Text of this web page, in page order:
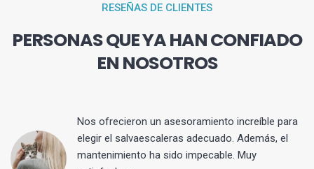
RESEÑAS DE CLIENTES
PERSONAS QUE YA HAN CONFIADO
EN NOSOTROS
Nos ofrecieron un asesoramiento increíble para
elegir el salvaescaleras adecuado. Además, el
mantenimiento ha sido impecable. Muy